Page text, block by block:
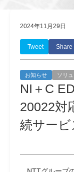
2024年11月29日
Tweet Share
お知らせ ソリ
NI＋C
20022対
続サー